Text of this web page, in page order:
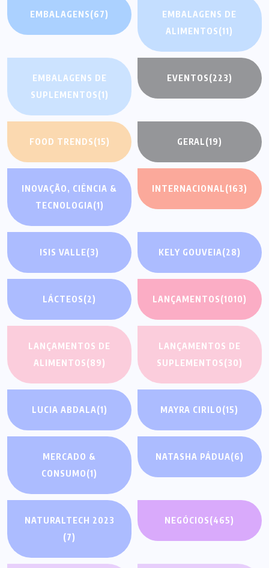
EMBALAGENS(67)
EMBALAGENS DE
ALIMENTOS(11)
EMBALAGENS DE
SUPLEMENTOS(1)
EVENTOS(223)
FOOD TRENDS(15) GERAL(19)
INOVAÇÃO, CIÊNCIA &
TECNOLOGIA(1)
INTERNACIONAL(163)
ISIS VALLE(3) KELY GOUVEIA(28)
LÁCTEOS(2) LANÇAMENTOS(1010)
LANÇAMENTOS DE
ALIMENTOS(89)
LANÇAMENTOS DE
SUPLEMENTOS(30)
LUCIA ABDALA(1) MAYRA CIRILO(15)
MERCADO &
CONSUMO(1)
NATASHA PÁDUA(6)
NATURALTECH 2023
(7)
NEGÓCIOS(465)